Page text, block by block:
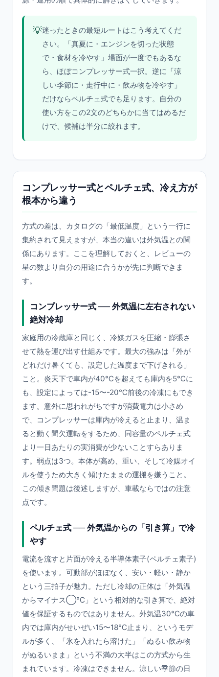
💡迷ったときの最短ルートはこう考えてくだ
さい。「真夏に・エンジンを切った状態
で・食材を冷やす」場面が一度でもあるな
ら、ほぼコンプレッサー式一択。逆に「涼
しい季節に・走行中に・飲み物を冷やす」
だけならペルチェ式でも足ります。自分の
使い方をこの2文のどちらかに当てはめるだ
けで、候補は半分に絞れます。
コンプレッサー式とペルチェ式、冷え方が
根本から違う
方式の差は、カタログの「最低温度」という一行に
集約されて見えますが、本当の違いは外気温との関
係にあります。ここを理解しておくと、レビューの
星の数より自分の用途に合うかが先に判断できま
す。
コンプレッサー式 ── 外気温に左右されない
絶対冷却
家庭用の冷蔵庫と同じく、冷媒ガスを圧縮・膨張さ
せて熱を運び出す仕組みです。最大の強みは「外が
どれだけ暑くても、設定した温度まで下げきれる」
こと。炎天下で車内が40℃を超えても庫内を5℃に
も、設定によっては-15〜-20℃前後の冷凍にもでき
ます。意外に思われがちですが消費電力は小さめ
で、コンプレッサーは庫内が冷えると止まり、温ま
ると動く間欠運転をするため、同容量のペルチェ式
より一日あたりの実消費が少ないことすらありま
す。弱点は3つ。本体が高め、重い、そして冷媒オイ
ルを使うため大きく傾けたままの運搬を嫌うこと。
この傾き問題は後述しますが、車載ならではの注意
点です。
ペルチェ式 ── 外気温からの「引き算」で冷
やす
電流を流すと片面が冷える半導体素子(ペルチェ素子)
を使います。可動部がほぼなく、安い・軽い・静か
という三拍子が魅力。ただし冷却の正体は「外気温
からマイナス◯℃」という相対的な引き算で、絶対
値を保証するものではありません。外気温30℃の車
内では庫内がせいぜい15〜18℃止まり、というモデ
ルが多く、「氷を入れたら溶けた」「ぬるい飲み物
がぬるいまま」という不満の大半はこの方式から生
まれています。冷凍はできません。涼しい季節の日